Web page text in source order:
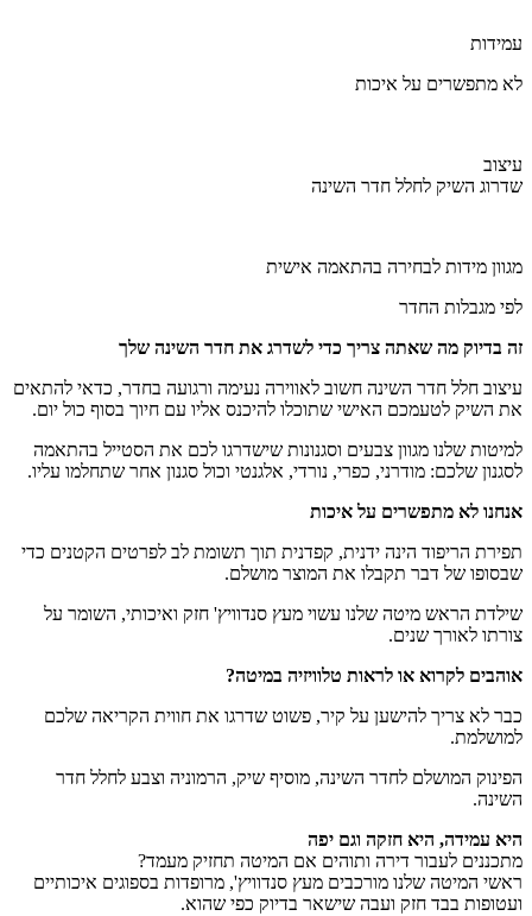
עמידות
לא מתפשרים על איכות
עיצוב
שדרוג השיק לחלל חדר השינה
מגוון מידות לבחירה בהתאמה אישית
לפי מגבלות החדר
זה בדיוק מה שאתה צריך כדי לשדרג את חדר השינה שלך
עיצוב חלל חדר השינה חשוב לאווירה נעימה ורגועה בחדר, כדאי להתאים
את השיק לטעמכם האישי שתוכלו להיכנס אליו עם חיוך בסוף כול יום.
למיטות שלנו מגוון צבעים וסגנונות שישדרגו לכם את הסטייל בהתאמה
לסגנון שלכם: מודרני, כפרי, נורדי, אלגנטי וכול סגנון אחר שתחלמו עליו.
אנחנו לא מתפשרים על איכות
תפירת הריפוד הינה ידנית, קפדנית תוך תשומת לב לפרטים הקטנים כדי
שבסופו של דבר תקבלו את המוצר מושלם.
שילדת הראש מיטה שלנו עשוי מעץ סנדוויץ' חזק ואיכותי, השומר על
צורתו לאורך שנים.
אוהבים לקרוא או לראות טלוויזיה במיטה?
כבר לא צריך להישען על קיר, פשוט שדרגו את חווית הקריאה שלכם
למושלמת.
הפינוק המושלם לחדר השינה, מוסיף שיק, הרמוניה וצבע לחלל חדר
השינה.
היא עמידה, היא חזקה וגם יפה
מתכננים לעבור דירה ותוהים אם המיטה תחזיק מעמד?
ראשי המיטה שלנו מורכבים מעץ סנדוויץ', מרופדות בספוגים איכותיים
ועטופות בבד חזק ועבה שישאר בדיוק כפי שהוא.